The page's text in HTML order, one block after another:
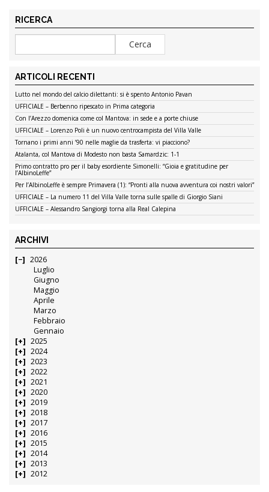
RICERCA
ARTICOLI RECENTI
Lutto nel mondo del calcio dilettanti: si è spento Antonio Pavan
UFFICIALE – Berbenno ripescato in Prima categoria
Con l’Arezzo domenica come col Mantova: in sede e a porte chiuse
UFFICIALE – Lorenzo Poli è un nuovo centrocampista del Villa Valle
Tornano i primi anni ’90 nelle maglie da trasferta: vi piacciono?
Atalanta, col Mantova di Modesto non basta Samardzic: 1-1
Primo contratto pro per il baby esordiente Simonelli: “Gioia e gratitudine per
l’AlbinoLeffe”
Per l’AlbinoLeffe è sempre Primavera (1): “Pronti alla nuova avventura coi nostri valori”
UFFICIALE – La numero 11 del Villa Valle torna sulle spalle di Giorgio Siani
UFFICIALE – Alessandro Sangiorgi torna alla Real Calepina
ARCHIVI
2026
Luglio
Giugno
Maggio
Aprile
Marzo
Febbraio
Gennaio
2025
2024
2023
2022
2021
2020
2019
2018
2017
2016
2015
2014
2013
2012